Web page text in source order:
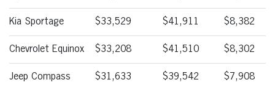
Kia Sportage $33,529 $41,911 $8,382
Chevrolet Equinox $33,208 $41,510 $8,302
Jeep Compass $31,633 $39,542 $7,908